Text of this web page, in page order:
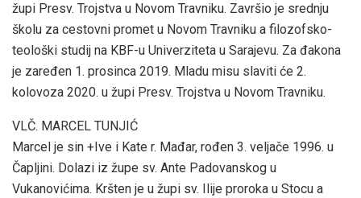
župi Presv. Trojstva u Novom Travniku. Završio je srednju
školu za cestovni promet u Novom Travniku a filozofsko-
teološki studij na KBF-u Univerziteta u Sarajevu. Za đakona
je zaređen 1. prosinca 2019. Mladu misu slaviti će 2.
kolovoza 2020. u župi Presv. Trojstva u Novom Travniku.
VLČ. MARCEL TUNJIĆ
Marcel je sin +Ive i Kate r. Mađar, rođen 3. veljače 1996. u
Čapljini. Dolazi iz župe sv. Ante Padovanskog u
Vukanovićima. Kršten je u župi sv. Ilije proroka u Stocu a